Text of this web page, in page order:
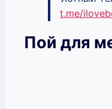
t.me/
Пой для